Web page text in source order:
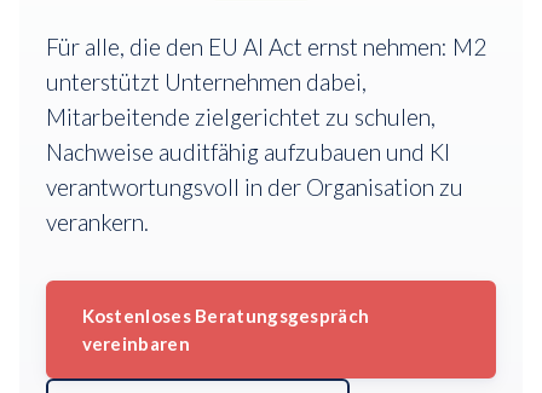
Für alle, die den EU AI Act ernst nehmen: M2
unterstützt Unternehmen dabei,
Mitarbeitende zielgerichtet zu schulen,
Nachweise auditfähig aufzubauen und KI
verantwortungsvoll in der Organisation zu
verankern.
Kostenloses Beratungsgespräch
vereinbaren